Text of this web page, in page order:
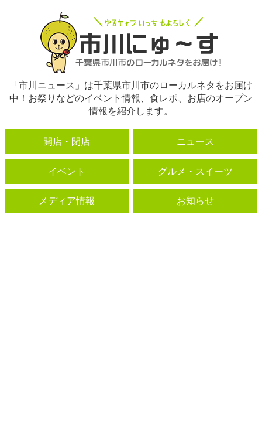
「市川ニュース」は千葉県市川市のローカルネタをお届け
中！お祭りなどのイベント情報、食レポ、お店のオープン
情報を紹介します。
開店・閉店 ニュース
イベント グルメ・スイーツ
メディア情報 お知らせ